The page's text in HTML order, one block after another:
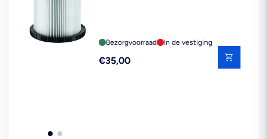
Bezorgvoorraad In de vestiging
Reguliere
€35,00